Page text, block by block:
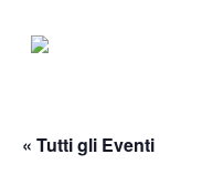
« Tutti gli Eventi